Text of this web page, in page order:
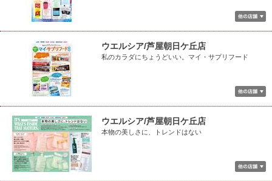
ウエルシア/芦屋朝日ケ丘店
私のカラダにちょうどいい。マイ・サプリフード
ウエルシア/芦屋朝日ケ丘店
本物の美しさに、トレンドはない